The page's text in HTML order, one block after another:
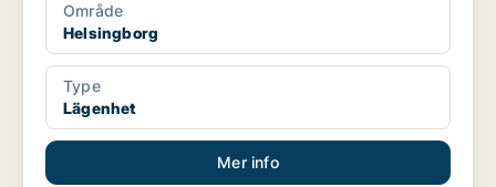
Område
Helsingborg
Type
Lägenhet
Mer info